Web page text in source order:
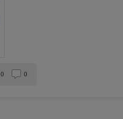
0 0